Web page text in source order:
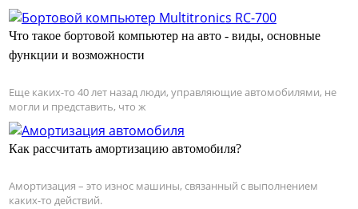
Что такое бортовой компьютер на авто - виды, основные
функции и возможности
Еще каких-то 40 лет назад люди, управляющие автомобилями, не
могли и представить, что ж
Как рассчитать амортизацию автомобиля?
Амортизация – это износ машины, связанный с выполнением
каких-то действий.